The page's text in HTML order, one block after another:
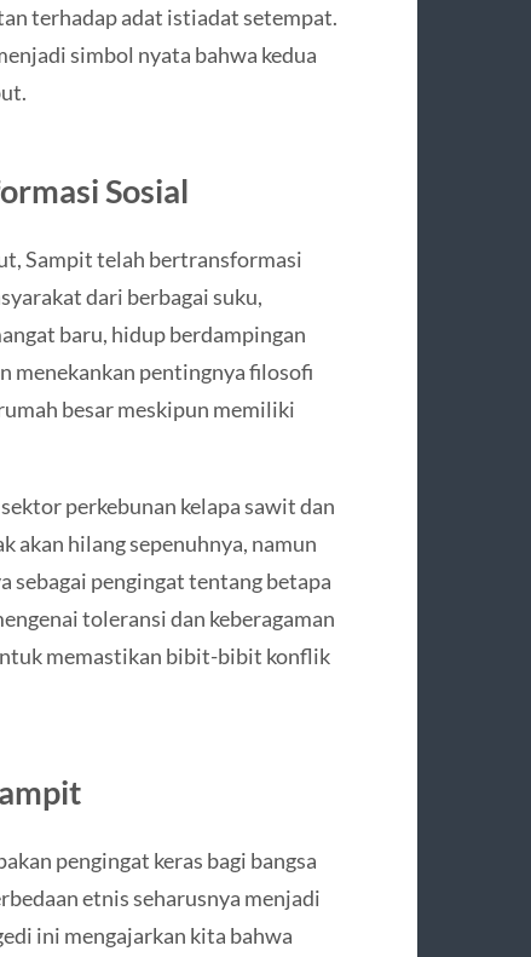
terhadap adat istiadat setempat.
simbol nyata bahwa kedua
Sosial
Sampit telah bertransformasi
dari berbagai suku,
baru, hidup berdampingan
menekankan pentingnya filosofi
besar meskipun memiliki
perkebunan kelapa sawit dan
akan hilang sepenuhnya, namun
sebagai pengingat tentang betapa
toleransi dan keberagaman
memastikan bibit-bibit konflik
pengingat keras bagi bangsa
etnis seharusnya menjadi
ini mengajarkan kita bahwa